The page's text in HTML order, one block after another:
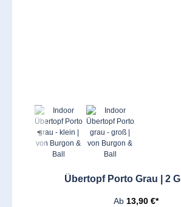
<
Übertopf Porto Grau | 2
Ab 13,90 €*